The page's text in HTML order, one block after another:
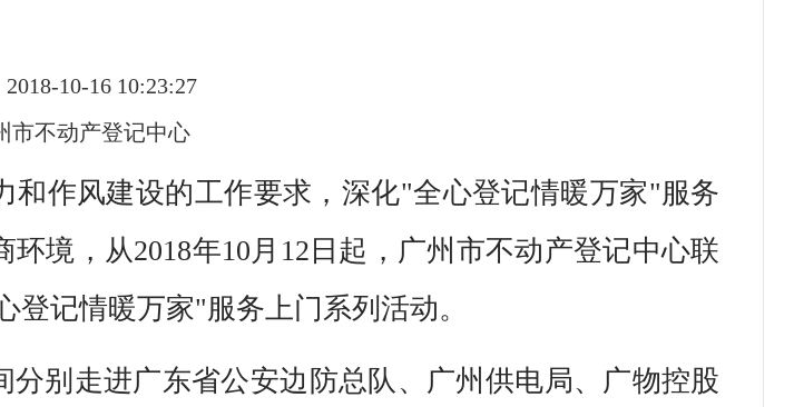
10-16 10:23:27
市不动产登记中心
和作风建设的工作要求，深化"全心登记情暖万家"服务
境，从2018年10月12日起，广州市不动产登记中心联
记情暖万家"服务上门系列活动。
分别走进广东省公安边防总队、广州供电局、广物控股